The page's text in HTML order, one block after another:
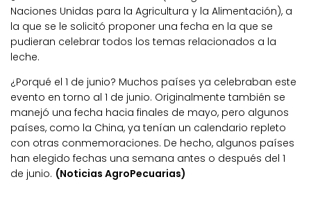
Naciones Unidas para la Agricultura y la Alimentación), a
la que se le solicitó proponer una fecha en la que se
pudieran celebrar todos los temas relacionados a la
leche.
¿Porqué el 1 de junio? Muchos países ya celebraban este
evento en torno al 1 de junio. Originalmente también se
manejó una fecha hacia finales de mayo, pero algunos
países, como la China, ya tenían un calendario repleto
con otras conmemoraciones. De hecho, algunos países
han elegido fechas una semana antes o después del 1
de junio. (Noticias AgroPecuarias)